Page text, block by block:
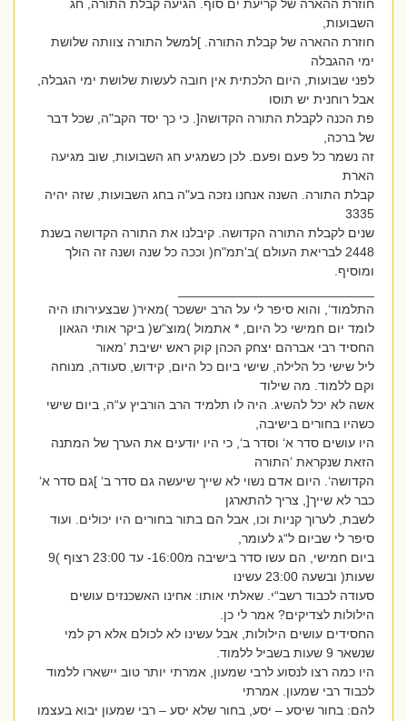
חוזרת ההארה של קריעת ים סוף. הגיעה קבלת התורה, חג
השבועות,
חוזרת ההארה של קבלת התורה. ]למשל התורה צוותה שלושת
ימי ההגבלה
לפני שבועות, היום הלכתית אין חובה לעשות שלושת ימי הגבלה,
אבל רוחנית יש תוסו
פת הכנה לקבלת התורה הקדושה[. כי כך יסד הקב"ה, שכל דבר
של ברכה,
זה נשמר כל פעם ופעם. לכן כשמגיע חג השבועות, שוב מגיעה
הארת
קבלת התורה. השנה אנחנו נזכה בע"ה בחג השבועות, שזה יהיה
3335
שנים לקבלת התורה הקדושה. קיבלנו את התורה הקדושה בשנת
2448 לבריאת העולם )ב'תמ"ח( וככה כל שנה ושנה זה הולך
ומוסיף.
התלמוד‘, והוא סיפר לי על הרב יששכר )מאיר( שבצעירותו היה
לומד יום חמישי כל היום, * אתמול )מוצ“ש( ביקר אותי הגאון
החסיד רבי אברהם יצחק הכהן קוק ראש ישיבת ’מאור
ליל שישי כל הלילה, שישי ביום כל היום, קידוש, סעודה, מנוחה
וקם ללמוד. מה שילוד
אשה לא יכל להשיג. היה לו תלמיד הרב הורביץ ע“ה, ביום שישי
כשהיו בחורים בישיבה,
היו עושים סדר א‘ וסדר ב‘, כי היו יודעים את הערך של המתנה
הזאת שנקראת ’התורה
הקדושה‘. היום אדם נשוי לא שייך שיעשה גם סדר ב‘ ]גם סדר א‘
כבר לא שייך[, צריך להתארגן
לשבת, לערוך קניות וכו, אבל הם בתור בחורים היו יכולים. ועוד
סיפר לי שביום ל“ג לעומר,
ביום חמישי, הם עשו סדר בישיבה מ16:00- עד 23:00 רצוף )9
שעות( ובשעה 23:00 עשינו
סעודה לכבוד רשב“י. שאלתי אותו: אחינו האשכנזים עושים
הילולות לצדיקים? אמר לי כן.
החסידים עושים הילולות, אבל עשינו לא לכולם אלא רק למי
שנשאר 9 שעות בשביל ללמוד.
היו כמה רצו לנסוע לרבי שמעון, אמרתי יותר טוב יישארו ללמוד
לכבוד רבי שמעון. אמרתי
להם: בחור שיסע – יסע, בחור שלא יסע – רבי שמעון יבוא בעצמו